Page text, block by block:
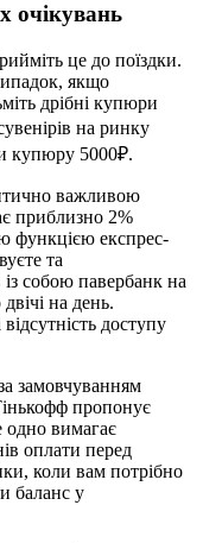
очікувань
це до поїздки.
якщо
дрібні купюри
на ринку
купюру 5000₽.
важливою
приблизно 2%
функцією експрес-
та
собою павербанк на
на день.
доступу
замовчуванням
пропонує
одно вимагає
оплати перед
коли вам потрібно
баланс у